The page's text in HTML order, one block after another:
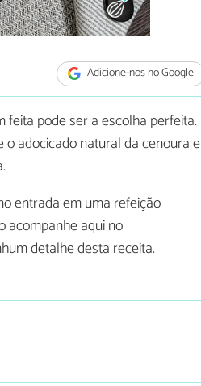
Adicione-nos no Google
feita pode ser a escolha perfeita.
o adocicado natural da cenoura e
entrada em uma refeição
acompanhe aqui no
detalhe desta receita.